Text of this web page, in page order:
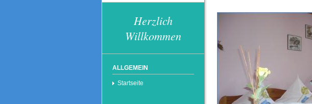
Herzlich
Willkommen
ALLGEMEIN
Startseite